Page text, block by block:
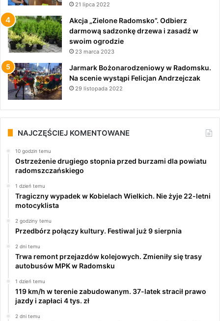
21 lipca 2022
Akcja „Zielone Radomsko”. Odbierz
darmową sadzonkę drzewa i zasadź w
swoim ogrodzie
23 marca 2023
Jarmark Bożonarodzeniowy w Radomsku.
Na scenie wystąpi Felicjan Andrzejczak
29 listopada 2022
NAJCZĘŚCIEJ KOMENTOWANE
10 godzin temu
Ostrzeżenie drugiego stopnia przed burzami dla powiatu
radomszczańskiego
1 dzień temu
Tragiczny wypadek w Kobielach Wielkich. Nie żyje 22-letni
motocyklista
2 godziny temu
Przedbórz połączy kultury. Festiwal już 9 sierpnia
2 dni temu
Trwa remont przejazdów kolejowych. Zmieniły się trasy
autobusów MPK w Radomsku
1 dzień temu
119 km/h w terenie zabudowanym. 37-latek stracił prawo
jazdy i zapłaci 4 tys. zł
2 dni temu